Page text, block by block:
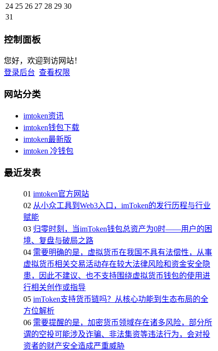
24 25 26 27 28 29 30
31
控制面板
您好，欢迎到访网站！
登录后台 查看权限
网站分类
imtoken资讯
imtoken钱包下载
imtoken最新版
imtoken 冷钱包
最近发表
01 imtoken官方网站
02 从小众工具到Web3入口，imToken的发行历程与行业
赋能
03 归零时刻，当imToken钱包总资产为0时——用户的困
境、复盘与破局之路
04 需要明确的是，虚拟货币在我国不具有法偿性，从事
虚拟货币相关交易活动存在较大法律风险和资金安全隐
患，因此不建议、也不支持围绕虚拟货币钱包的使用进
行相关创作或指导
05 imToken支持货币链吗？从核心功能到生态布局的全
方位解析
06 需要提醒的是，加密货币领域存在诸多风险，部分所
谓的空投可能涉及诈骗、非法集资等违法行为，会对投
资者的财产安全造成严重威胁